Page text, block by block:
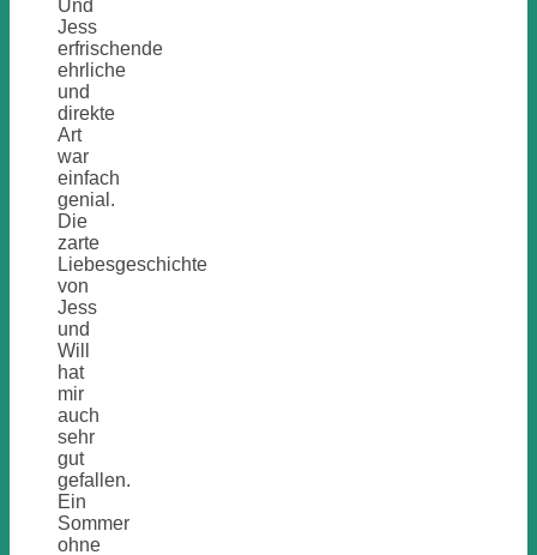
Und
Jess
erfrischende
ehrliche
und
direkte
Art
war
einfach
genial.
Die
zarte
Liebesgeschichte
von
Jess
und
Will
hat
mir
auch
sehr
gut
gefallen.
Ein
Sommer
ohne